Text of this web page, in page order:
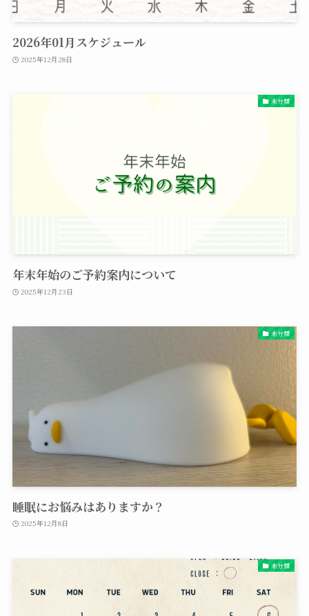
2026年01月スケジュール
2025年12月28日
未分類
年末年始のご予約案内について
2025年12月23日
未分類
睡眠にお悩みはありますか？
2025年12月8日
未分類